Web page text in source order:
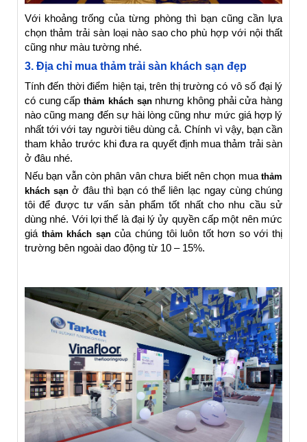
Với khoảng trống của từng phòng thì bạn cũng cần lựa
chọn thảm trải sàn loại nào sao cho phù hợp với nội thất
cũng như màu tường nhé.
3. Địa chỉ mua thảm trải sàn khách sạn đẹp
Tính đến thời điểm hiện tại, trên thị trường có vô số đại lý
có cung cấpthảm khách sạnnhưng không phải cửa hàng
nào cũng mang đến sự hài lòng cũng như mức giá hợp lý
nhất tới với tay người tiêu dùng cả. Chính vì vậy, bạn cần
tham khảo trước khi đưa ra quyết định mua thảm trải sàn
ở đâu nhé.
Nếu bạn vẫn còn phân vân chưa biết nên chọn mua thảm
khách sạn ở đâu thì bạn có thể liên lạc ngay cùng chúng
tôi để được tư vấn sản phẩm tốt nhất cho nhu cầu sử
dùng nhé. Với lợi thế là đại lý ủy quyền cấp một nên mức
giá thảm khách sạncủa chúng tôi luôn tốt hơn so với thị
trường bên ngoài dao động từ 10 – 15%.